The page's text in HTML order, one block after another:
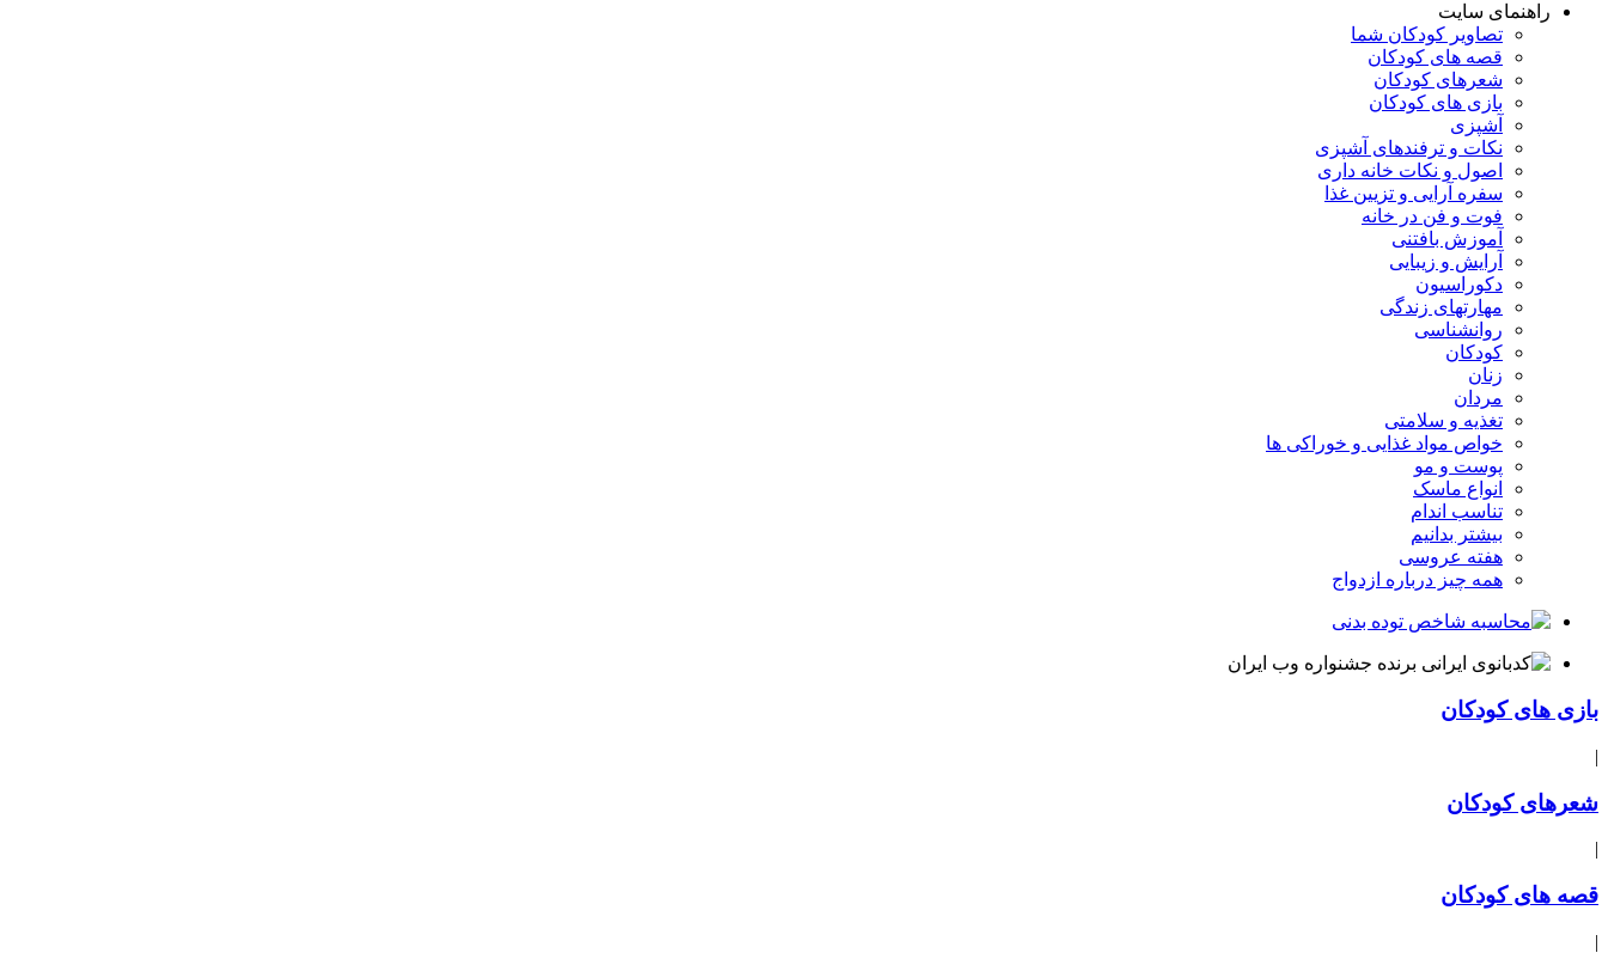
راهنمای سایت
تصاویر کودکان شما
قصه های کودکان
شعرهای کودکان
بازی های کودکان
آشپزی
نکات و ترفندهای آشپزی
اصول و نکات خانه داری
سفره آرایی و تزیین غذا
فوت و فن در خانه
آموزش بافتنی
آرایش و زیبایی
دکوراسیون
مهارتهای زندگی
روانشناسی
کودکان
زنان
مردان
تغذیه و سلامتی
خواص مواد غذایی و خوراکی ها
پوست و مو
انواع ماسک
تناسب اندام
بیشتر بدانیم
هفته عروسی
همه چیز درباره ازدواج
بازی های کودکان
|
شعرهای کودکان
|
قصه های کودکان
|